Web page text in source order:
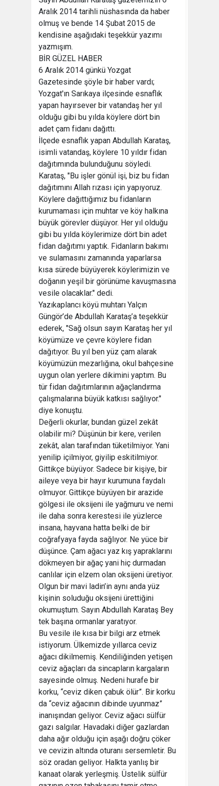
Aralık 2014 tarihli nüshasında da haber
olmuş ve bende 14 Şubat 2015 de
kendisine aşağıdaki teşekkür yazımı
yazmışım.
BİR GÜZEL HABER
6 Aralık 2014 günkü Yozgat
Gazetesinde şöyle bir haber vardı;
Yozgat'ın Sarıkaya ilçesinde esnaflık
yapan hayırsever bir vatandaş her yıl
olduğu gibi bu yılda köylere dört bin
adet çam fidanı dağıttı.
İlçede esnaflık yapan Abdullah Karataş,
isimli vatandaş, köylere 10 yıldır fidan
dağıtımında bulunduğunu söyledi.
Karataş, "Bu işler gönül işi, biz bu fidan
dağıtımını Allah rızası için yapıyoruz.
Köylere dağıttığımız bu fidanların
kurumaması için muhtar ve köy halkına
büyük görevler düşüyor. Her yıl olduğu
gibi bu yılda köylerimize dört bin adet
fidan dağıtımı yaptık. Fidanların bakımı
ve sulamasını zamanında yaparlarsa
kısa sürede büyüyerek köylerimizin ve
doğanın yeşil bir görünüme kavuşmasına
vesile olacaklar." dedi.
Yazıkaplancı köyü muhtarı Yalçın
Güngör’de Abdullah Karataş’a teşekkür
ederek, "Sağ olsun sayın Karataş her yıl
köyümüze ve çevre köylere fidan
dağıtıyor. Bu yıl ben yüz çam alarak
köyümüzün mezarlığına, okul bahçesine
uygun olan yerlere dikimini yaptım. Bu
tür fidan dağıtımlarının ağaçlandırma
çalışmalarına büyük katkısı sağlıyor."
diye konuştu.
Değerli okurlar, bundan güzel zekât
olabilir mi? Düşünün bir kere, verilen
zekât, alan tarafından tüketilmiyor. Yani
yenilip içilmiyor, giyilip eskitilmiyor.
Gittikçe büyüyor. Sadece bir kişiye, bir
aileye veya bir hayır kurumuna faydalı
olmuyor. Gittikçe büyüyen bir arazide
gölgesi ile oksijeni ile yağmuru ve nemi
ile daha sonra kerestesi ile yüzlerce
insana, hayvana hatta belki de bir
coğrafyaya fayda sağlıyor. Ne yüce bir
düşünce. Çam ağacı yaz kış yapraklarını
dökmeyen bir ağaç yani hiç durmadan
canlılar için elzem olan oksijeni üretiyor.
Olgun bir mavi ladin’in aynı anda yüz
kişinin soluduğu oksijeni ürettiğini
okumuştum. Sayın Abdullah Karataş Bey
tek başına ormanlar yaratıyor.
Bu vesile ile kısa bir bilgi arz etmek
istiyorum. Ülkemizde yıllarca ceviz
ağacı dikilmemiş. Kendiliğinden yetişen
ceviz ağaçları da sincapların kargaların
sayesinde olmuş. Nedeni hurafe bir
korku, “ceviz diken çabuk ölür”. Bir korku
da “ceviz ağacının dibinde uyunmaz”
inanışından geliyor. Ceviz ağacı sülfür
gazı salgılar. Havadaki diğer gazlardan
daha ağır olduğu için aşağı doğru çöker
ve cevizin altında oturanı sersemletir. Bu
söz oradan geliyor. Halkta yanlış bir
kanaat olarak yerleşmiş. Üstelik sülfür